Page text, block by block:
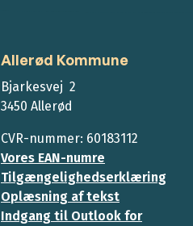
Allerød Kommune
Bjarkesvej 2
3450 Allerød
CVR-nummer: 60183112
Vores EAN-numre
Tilgængelighedserklæring
Oplæsning af tekst
Indgang til Outlook for